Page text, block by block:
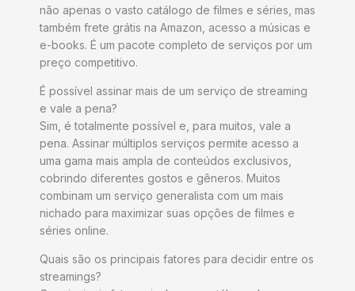
não apenas o vasto catálogo de filmes e séries, mas
também frete grátis na Amazon, acesso a músicas e
e-books. É um pacote completo de serviços por um
preço competitivo.
É possível assinar mais de um serviço de streaming
e vale a pena?
Sim, é totalmente possível e, para muitos, vale a
pena. Assinar múltiplos serviços permite acesso a
uma gama mais ampla de conteúdos exclusivos,
cobrindo diferentes gostos e gêneros. Muitos
combinam um serviço generalista com um mais
nichado para maximizar suas opções de filmes e
séries online.
Quais são os principais fatores para decidir entre os
streamings?